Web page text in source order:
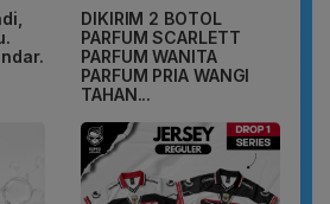
DIKIRIM 2 BOTOL
PARFUM SCARLETT
PARFUM WANITA
PARFUM PRIA WANGI
TAHAN...